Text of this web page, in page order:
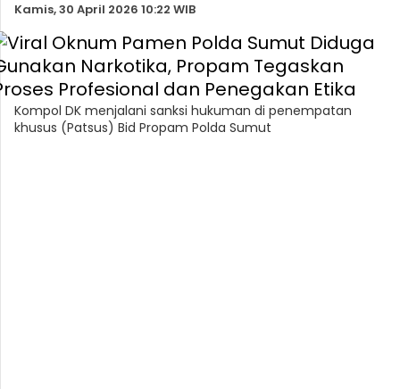
Kamis, 30 April 2026 10:22 WIB
Kompol DK menjalani sanksi hukuman di penempatan
khusus (Patsus) Bid Propam Polda Sumut